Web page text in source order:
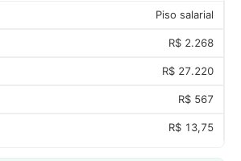
Piso salarial
R$ 2.268
R$ 27.220
R$ 567
R$ 13,75